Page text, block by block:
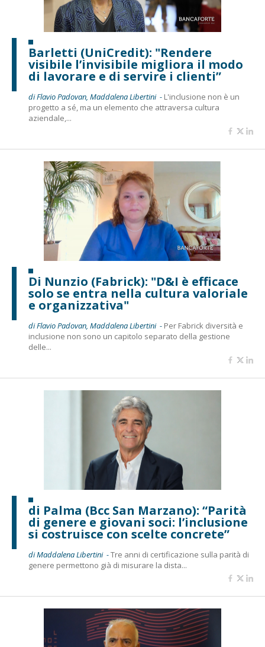
Barletti (UniCredit): "Rendere
visibile l’invisibile migliora il modo
di lavorare e di servire i clienti”
di Flavio Padovan, Maddalena Libertini - L'inclusione non è un
progetto a sé, ma un elemento che attraversa cultura
aziendale,...
Di Nunzio (Fabrick): "D&I è efficace
solo se entra nella cultura valoriale
e organizzativa"
di Flavio Padovan, Maddalena Libertini - Per Fabrick diversità e
inclusione non sono un capitolo separato della gestione
delle...
di Palma (Bcc San Marzano): “Parità
di genere e giovani soci: l’inclusione
si costruisce con scelte concrete”
di Maddalena Libertini -Tre anni di certificazione sulla parità di
genere permettono già di misurare la dista...